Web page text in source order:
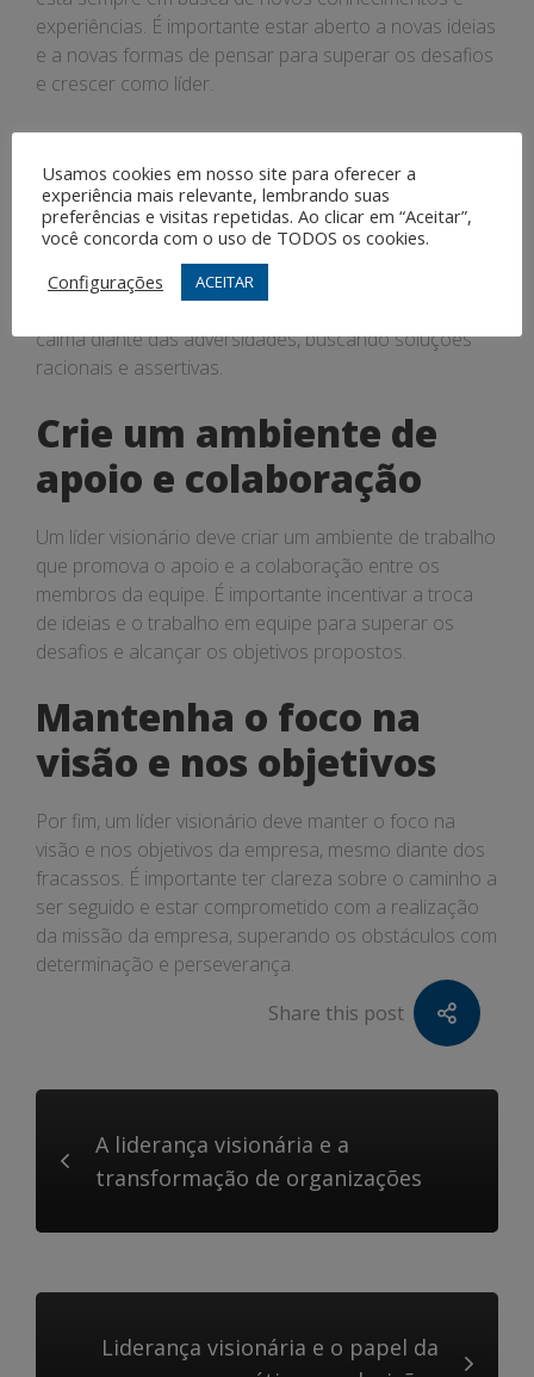
experiências. É importante estar aberto a novas ideias
e a novas formas de pensar para superar os desafios
e crescer como líder.
Desenvolva a
inteligência emocional
Para lidar com o fracasso, é fundamental que um líder
visionário desenvolva a inteligência emocional. É
calma diante das adversidades, buscando soluções
racionais e assertivas.
Crie um ambiente de
apoio e colaboração
Um líder visionário deve criar um ambiente de trabalho
que promova o apoio e a colaboração entre os
membros da equipe. É importante incentivar a troca
de ideias e o trabalho em equipe para superar os
desafios e alcançar os objetivos propostos.
Mantenha o foco na
visão e nos objetivos
Por fim, um líder visionário deve manter o foco na
visão e nos objetivos da empresa, mesmo diante dos
fracassos. É importante ter clareza sobre o caminho a
ser seguido e estar comprometido com a realização
da missão da empresa, superando os obstáculos com
determinação e perseverança.
Share this post
A liderança visionária e a
transformação de organizações
Liderança visionária e o papel da
Usamos cookies em nosso site para oferecer a
experiência mais relevante, lembrando suas
preferências e visitas repetidas. Ao clicar em “Aceitar”,
você concorda com o uso de TODOS os cookies.
Configurações
ACEITAR